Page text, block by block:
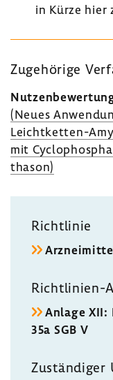
in Kürze hier
Zuge­hö­rige
(Neues
Leichtketten-​
mit
thason)
Richt­linie
Richtlinien-​
Anlage XII:
35a SGB V
Zustän­diger